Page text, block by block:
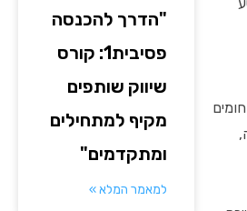
"הדרך להכנסה
פסיבית1: קורס
שיווק שותפים
מקיף למתחילים
ומתקדמים"
למאמר המלא »